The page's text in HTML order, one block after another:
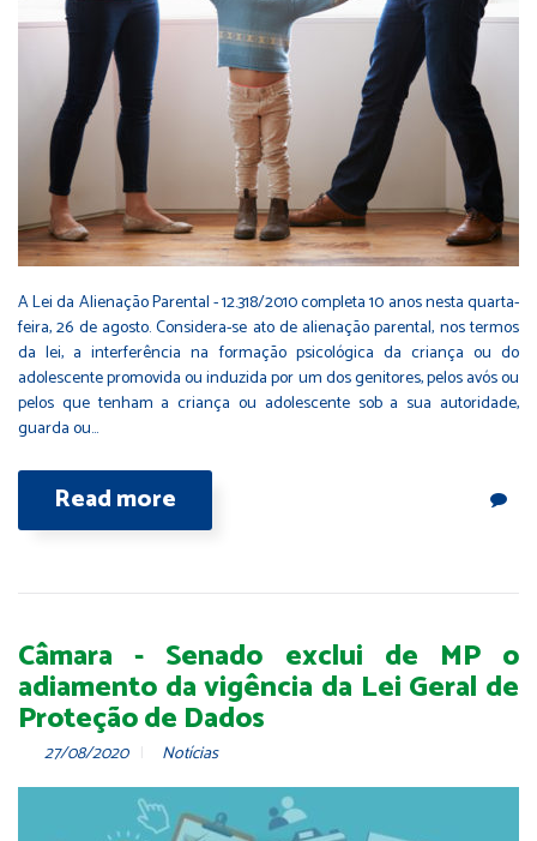
A Lei da Alienação Parental - 12.318/2010 completa 10 anos nesta quarta-
feira, 26 de agosto. Considera-se ato de alienação parental, nos termos
da lei, a interferência na formação psicológica da criança ou do
adolescente promovida ou induzida por um dos genitores, pelos avós ou
pelos que tenham a criança ou adolescente sob a sua autoridade,
guarda ou…
Read more
Câmara - Senado exclui de MP o
adiamento da vigência da Lei Geral de
Proteção de Dados
27/08/2020 Notícias